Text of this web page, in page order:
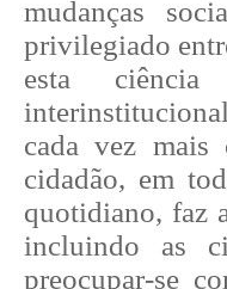
mudanças
privilegiado
esta ciência
cada vez mais
cidadão, em
quotidiano, faz
incluindo as
preocupar-se